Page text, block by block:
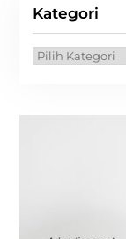
Kategori
Kategori